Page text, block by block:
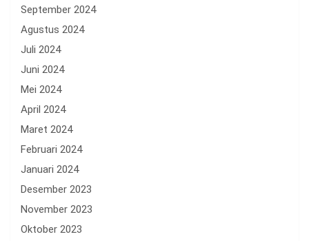
September 2024
Agustus 2024
Juli 2024
Juni 2024
Mei 2024
April 2024
Maret 2024
Februari 2024
Januari 2024
Desember 2023
November 2023
Oktober 2023